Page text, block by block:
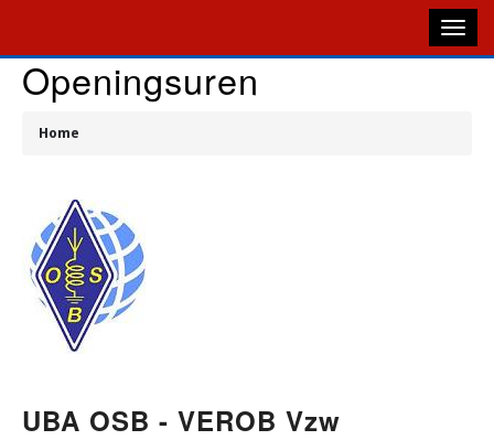
naar
de
inhoud
gaan
Openingsuren
Home
UBA OSB - VEROB Vzw